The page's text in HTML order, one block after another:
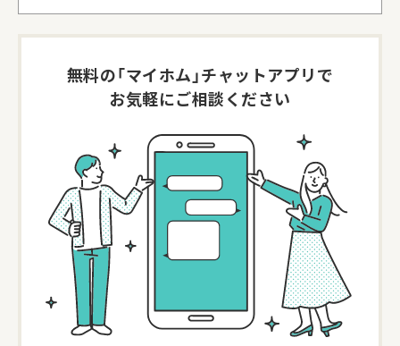
無料の「マイホム」チャットアプリで
お気軽にご相談ください